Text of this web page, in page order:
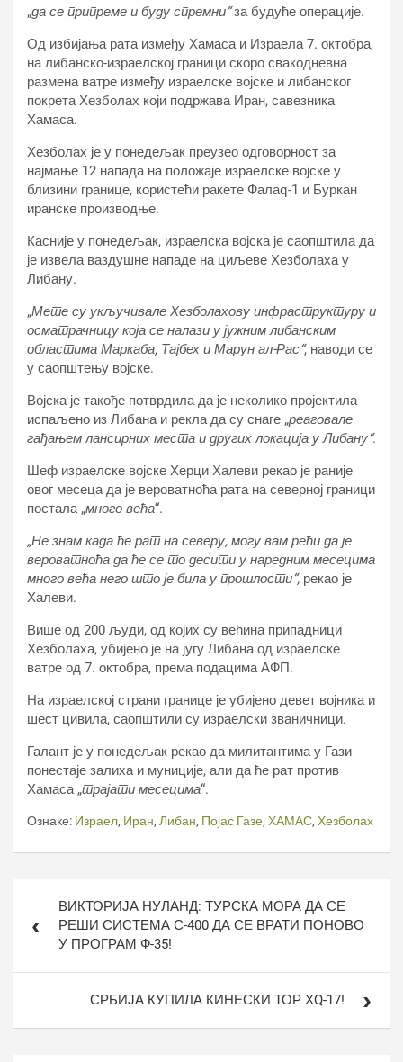
„да се припреме и буду спремни“за будуће операције.
Од избијања рата између Хамаса и Израела 7. октобра,
на либанско-израелској граници скоро свакодневна
размена ватре између израелске војске и либанског
покрета Хезболах који подржава Иран, савезника
Хамаса.
Хезболах је у понедељак преузео одговорност за
најмање 12 напада на положаје израелске војске у
близини границе, користећи ракете Фалаq-1 и Буркан
иранске производње.
Касније у понедељак, израелска војска је саопштила да
је извела ваздушне нападе на циљеве Хезболаха у
Либану.
„Мете су укључивале Хезболахову инфраструктуру и
осматрачницу која се налази у јужним либанским
областима Маркаба, Тајбех и Марун ал-Рас“, наводи се
у саопштењу војске.
Војска је такође потврдила да је неколико пројектила
испаљено из Либана и рекла да су снаге „реаговале
гађањем лансирних места и других локација у Либану“.
Шеф израелске војске Херци Халеви рекао је раније
овог месеца да је вероватноћа рата на северној граници
постала „много већа“.
„Не знам када ће рат на северу, могу вам рећи да је
вероватноћа да ће се то десити у наредним месецима
много већа него што је била у прошлости“, рекао је
Халеви.
Више од 200 људи, од којих су већина припадници
Хезболаха, убијено је на југу Либана од израелске
ватре од 7. октобра, према подацима АФП.
На израелској страни границе је убијено девет војника и
шест цивила, саопштили су израелски званичници.
Галант је у понедељак рекао да милитантима у Гази
понестаје залиха и муниције, али да ће рат против
Хамаса „трајати месецима“.
Ознаке: Израел, Иран, Либан, Појас Газе, ХАМАС, Хезболах
чланкаВИКТОРИЈА НУЛАНД: ТУРСКА МОРА ДА СЕ
РЕШИ СИСТЕМА С-400 ДА СЕ ВРАТИ ПОНОВО
У ПРОГРАМ Ф-35!
СРБИЈА КУПИЛА КИНЕСКИ ТОР ХQ-17!